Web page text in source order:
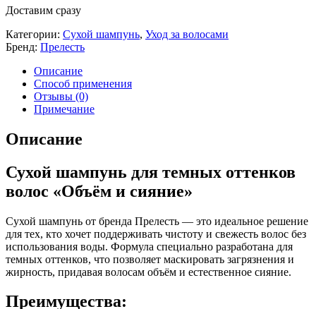
Доставим сразу
Категории: Сухой шампунь, Уход за волосами
Бренд: Прелесть
Описание
Способ применения
Отзывы (0)
Примечание
Описание
Сухой шампунь для темных оттенков
волос «Объём и сияние»
Сухой шампунь от бренда Прелесть — это идеальное решение
для тех, кто хочет поддерживать чистоту и свежесть волос без
использования воды. Формула специально разработана для
темных оттенков, что позволяет маскировать загрязнения и
жирность, придавая волосам объём и естественное сияние.
Преимущества: